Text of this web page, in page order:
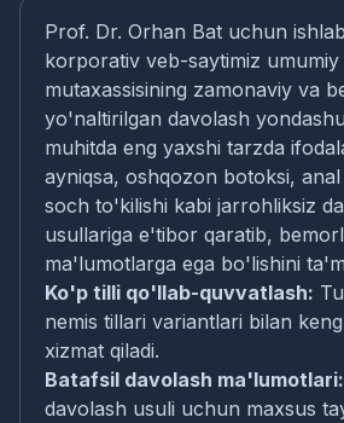
Prof. Dr. Orhan Bat uchun
korporativ veb-saytimiz
mutaxassisining zamonaviy va
yo'naltirilgan davolash
muhitda eng yaxshi tarzda
ayniqsa, oshqozon botoksi,
soch to'kilishi kabi jarrohliksiz
usullariga e'tibor qaratib,
ma'lumotlarga ega bo'lishini
Ko'p tilli qo'llab-quvvatlash:
nemis tillari variantlari bilan
xizmat qiladi.
Batafsil davolash ma'lumotlari:
davolash usuli uchun maxsus